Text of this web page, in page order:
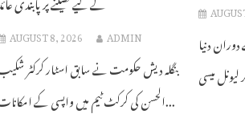
AUGUST 8, 2026 ADMIN
بنگلہ دیش حکومت نے سابق اسٹار کرکٹر
الحسن کی کرکٹ ٹیم میں واپسی کے امکانات...
دنیا